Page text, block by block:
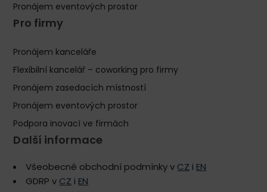
Pronájem eventových prostor
Pro firmy
Pronájem kanceláře
Flexibilní kancelář – coworking pro firmy
Pronájem zasedacích místností
Pronájem eventových prostor
Podpora inovací ve firmách
Další informace
Všeobecné obchodní podmínky v CZ i EN
GDRP v CZ i EN